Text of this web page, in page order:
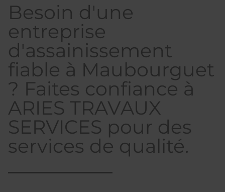
Besoin d'une
entreprise
d'assainissement
fiable à Maubourguet
? Faites confiance à
ARIES TRAVAUX
SERVICES pour des
services de qualité.